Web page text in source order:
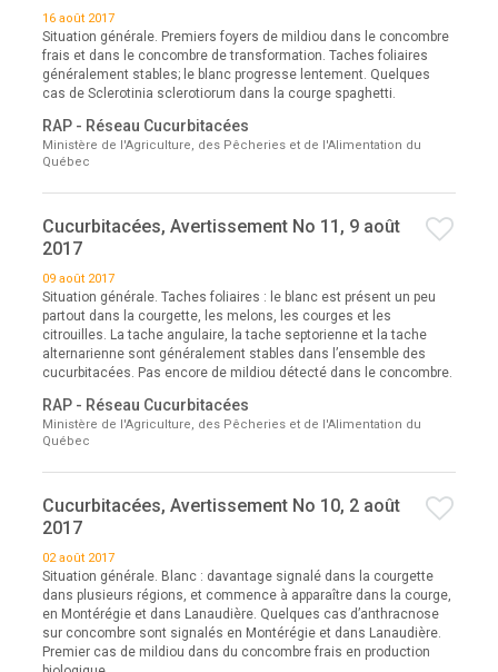
16 août 2017
Situation générale. Premiers foyers de mildiou dans le concombre
frais et dans le concombre de transformation. Taches foliaires
généralement stables; le blanc progresse lentement. Quelques
cas de Sclerotinia sclerotiorum dans la courge spaghetti.
RAP - Réseau Cucurbitacées
Ministère de l'Agriculture, des Pêcheries et de l'Alimentation du
Québec
Cucurbitacées, Avertissement No 11, 9 août
2017
09 août 2017
Situation générale. Taches foliaires : le blanc est présent un peu
partout dans la courgette, les melons, les courges et les
citrouilles. La tache angulaire, la tache septorienne et la tache
alternarienne sont généralement stables dans l’ensemble des
cucurbitacées. Pas encore de mildiou détecté dans le concombre.
RAP - Réseau Cucurbitacées
Ministère de l'Agriculture, des Pêcheries et de l'Alimentation du
Québec
Cucurbitacées, Avertissement No 10, 2 août
2017
02 août 2017
Situation générale. Blanc : davantage signalé dans la courgette
dans plusieurs régions, et commence à apparaître dans la courge,
en Montérégie et dans Lanaudière. Quelques cas d’anthracnose
sur concombre sont signalés en Montérégie et dans Lanaudière.
Premier cas de mildiou dans du concombre frais en production